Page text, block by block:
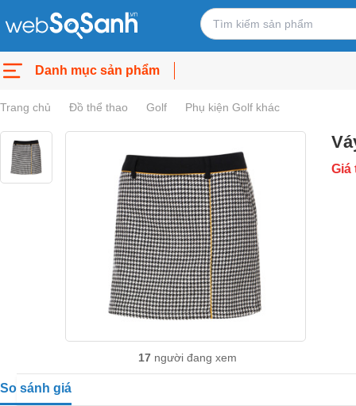
Danh mục sản phẩm
Trang chủ Đồ thể thao Golf Phụ kiện Golf khác
17 người đang xem
Giá
So sánh giá